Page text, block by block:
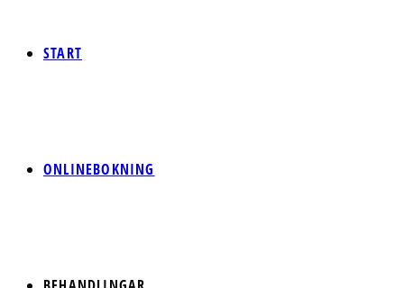
START
ONLINEBOKNING